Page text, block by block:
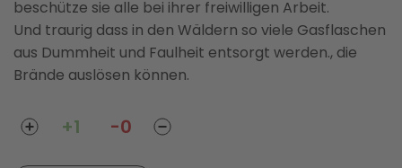
beschütze sie alle bei ihrer freiwilligen Arbeit.
Und traurig dass in den Wäldern so viele Gasflaschen
aus Dummheit und Faulheit entsorgt werden., die
Brände auslösen können.
+1 -0